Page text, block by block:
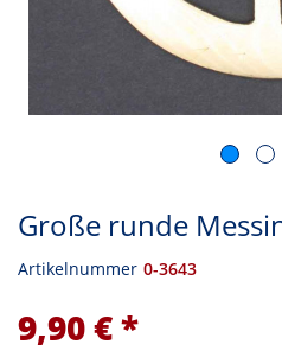
Große runde
Artikelnummer 0-3643
9,90 € *